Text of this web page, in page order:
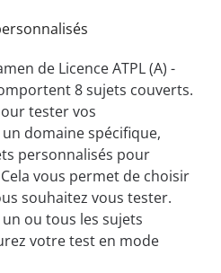
de Licence ATPL (A) -
8 sujets couverts.
tester vos
domaine spécifique,
personnalisés pour
vous permet de choisir
souhaitez vous tester.
ou tous les sujets
votre test en mode